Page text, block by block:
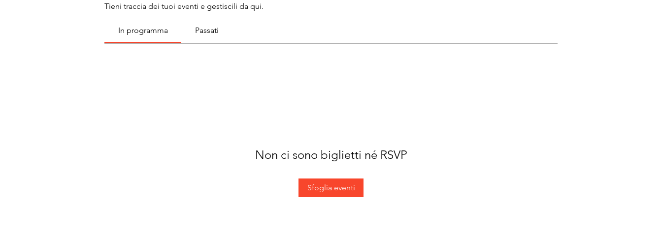
Tieni traccia dei tuoi eventi e gestiscili da qui.
In programma Passati
Non ci sono biglietti né RSVP
Sfoglia eventi